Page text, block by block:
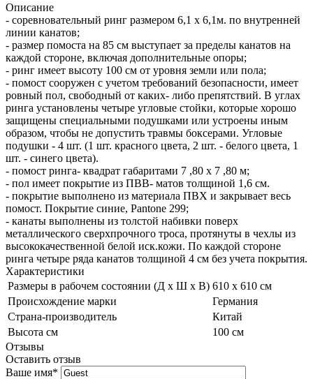
Описание
- соревновательный ринг размером 6,1 х 6,1м. по внутренней
линии канатов;
- размер помоста на 85 см выступает за пределы канатов на
каждой стороне, включая дополнительные опоры;
- ринг имеет высоту 100 см от уровня земли или пола;
- помост сооружен с учетом требований безопасности, имеет
ровный пол, свободный от каких- либо препятствий. В углах
ринга установлены четыре угловые стойки, которые хорошо
защищены специальными подушками или устроены иным
образом, чтобы не допустить травмы боксерами. Угловые
подушки - 4 шт. (1 шт. красного цвета, 2 шт. - белого цвета, 1
шт. - синего цвета).
- помост ринга- квадрат габаритами 7 ,80 х 7 ,80 м;
- пол имеет покрытие из ПВВ- матов толщиной 1,6 см.
- покрытие выполнено из материала ПВХ и закрывает весь
помост. Покрытие синие, Pantone 299;
- канаты выполнены из толстой набивки поверх
металлического сверхпрочного троса, протянуты в чехлы из
высококачественной белой иск.кожи. По каждой стороне
ринга четыре ряда канатов толщиной 4 см без учета покрытия.
Характеристики
Размеры в рабочем состоянии (Д х Ш х В) 610 х 610 см
Происхождение марки
Германия
Страна-производитель
Китай
Высота см
100 см
Отзывы
Оставить отзыв
Ваше имя*